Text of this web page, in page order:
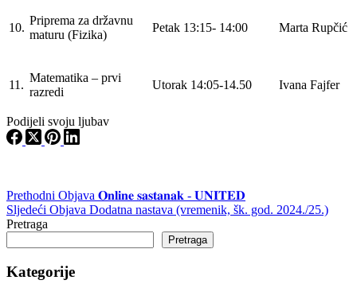
10.
Priprema za državnu
maturu (Fizika)
Petak 13:15- 14:00 Marta Rupčić
11.
Matematika – prvi
razredi
Utorak 14:05-14.50 Ivana Fajfer
Podijeli svoju ljubav
Prethodni Objava 𝐎𝐧𝐥𝐢𝐧𝐞 𝐬𝐚𝐬𝐭𝐚𝐧𝐚𝐤 - 𝐔𝐍𝐈𝐓𝐄𝐃
Sljedeći Objava Dodatna nastava (vremenik, šk. god. 2024./25.)
Pretraga
Pretraga
Kategorije